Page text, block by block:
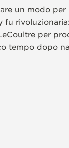
un modo
per
tempo dopo